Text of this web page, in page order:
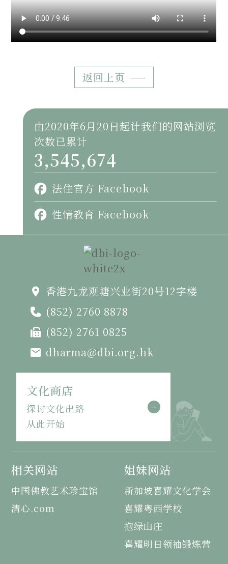
返回上页
由2020年6月20日起计我们的网站浏览
次数已累计
3,545,674
法住官方 Facebook
性情教育 Facebook
香港九龙观塘兴业街20号12字楼
(852) 2760 8878
(852) 2761 0825
dharma@dbi.org.hk
文化商店
探讨文化出路
从此开始
相关网站
中国佛教艺术珍宝馆
清心.com
姐妹网站
新加坡喜耀文化学会
喜耀粤西学校
抱绿山庄
喜耀明日领袖锻炼营